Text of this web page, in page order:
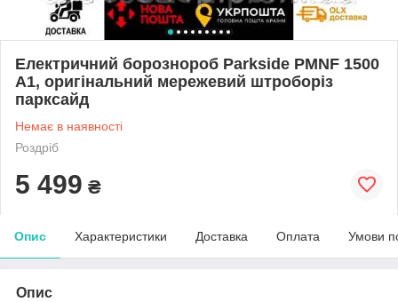
Електричний борознороб Parkside PMNF 1500
A1, оригінальний мережевий штроборіз
парксайд
Немає в наявності
Роздріб
5 499 ₴
Опис Характеристики Доставка Оплата Умови
Опис